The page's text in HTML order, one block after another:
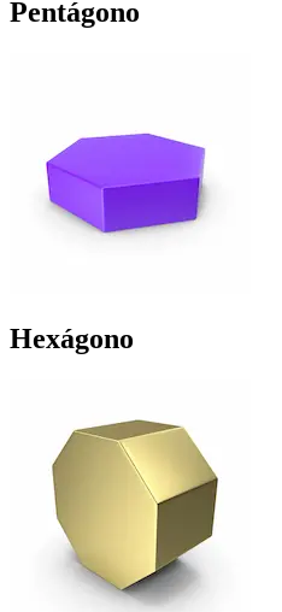
Pentágono
Hexágono